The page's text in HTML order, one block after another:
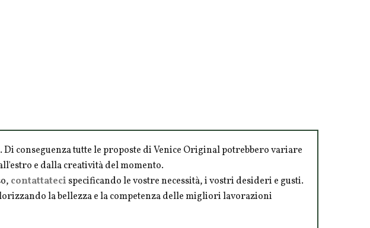
conseguenza tutte le proposte di Venice Original potrebbero variare
e dalla creatività del momento.
contattateci specificando le vostre necessità, i vostri desideri e gusti.
la bellezza e la competenza delle migliori lavorazioni